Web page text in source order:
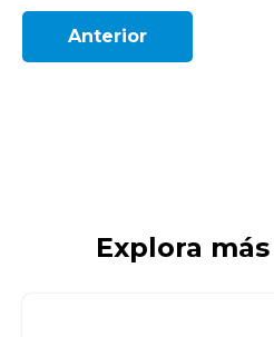
Anterior
Explora